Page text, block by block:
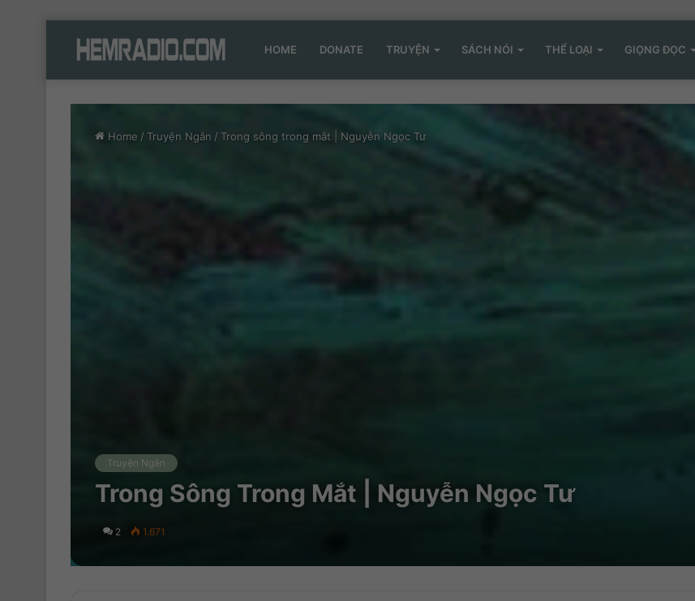
HOME DONATE TRUYỆN SÁCH NÓI THỂ LOẠI GIỌNG ĐỌC
Home / Truyện Ngắn / Trong sông trong mắt | Nguyễn Ngọc Tư
Truyện Ngắn
Trong Sông Trong Mắt | Nguyễn Ngọc Tư
2 1.671